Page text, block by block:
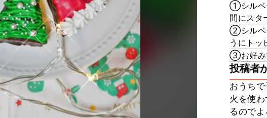
①シルベ
間にスタ
②シルベ
うにトッ
③お好み
投稿者
おうち
火を使
るので